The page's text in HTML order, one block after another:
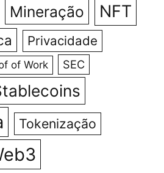
Mineração NFT
Privacidade
of Work SEC
Tokenização